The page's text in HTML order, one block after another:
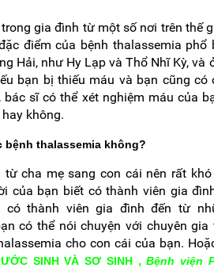
gia đình từ một số nơi trên thế
điểm của bệnh thalassemia
Hải, như Hy Lạp và Thổ Nhĩ Kỳ, và
bạn bị thiếu máu và bạn cũng có
sĩ có thể xét nghiệm máu của
không.
thalassemia không?
cha mẹ sang con cái nên rất
của bạn biết có thành viên gia
có thành viên gia đình đến từ
có thể nói chuyện với chuyên
cho con cái của bạn.
SINH VÀ SƠ SINH , Bệnh viện